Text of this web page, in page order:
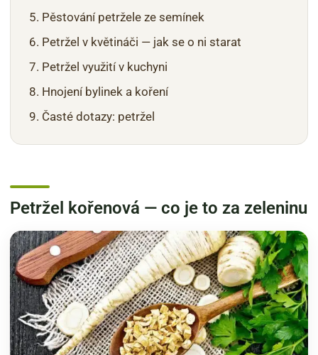
Pěstování petržele ze semínek
Petržel v květináči — jak se o ni starat
Petržel využití v kuchyni
Hnojení bylinek a koření
Časté dotazy: petržel
Petržel kořenová — co je to za zeleninu